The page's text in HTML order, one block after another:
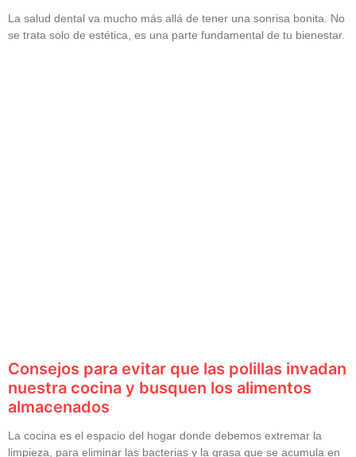
La salud dental va mucho más allá de tener una sonrisa bonita. No
se trata solo de estética, es una parte fundamental de tu bienestar.
Consejos para evitar que las polillas invadan
nuestra cocina y busquen los alimentos
almacenados
La cocina es el espacio del hogar donde debemos extremar la
limpieza, para eliminar las bacterias y la grasa que se acumula en